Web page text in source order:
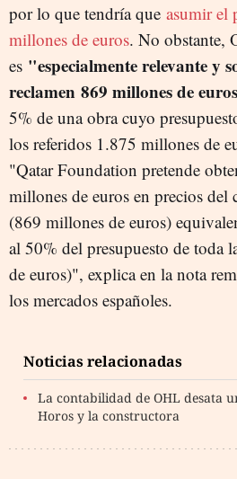
por lo que tendría que asumir el
millones de euros. No obstante,
es "especialmente relevante y
reclamen 869 millones de euros
5% de una obra cuyo
los referidos 1.875 millones de
"Qatar Foundation pretende
millones de euros en precios
(869 millones de euros)
al 50% del presupuesto de toda
de euros)", explica en la nota
los mercados españoles.
Noticias relacionadas
La contabilidad de OHL desata
Horos y la constructora